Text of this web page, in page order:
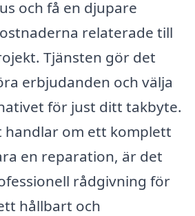
och få en djupare
relaterade till
Tjänsten gör det
erbjudanden och välja
för just ditt takbyte.
handlar om ett komplett
en reparation, är det
rådgivning för
hållbart och